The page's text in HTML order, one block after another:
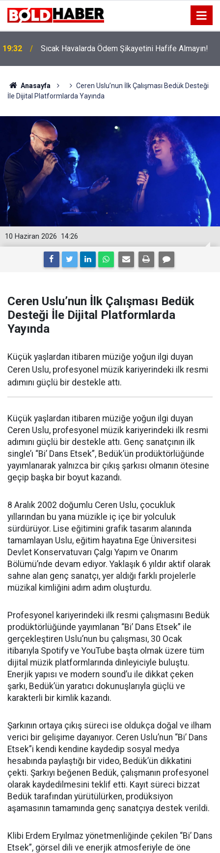
19:32 Sıcak Havalarda Ödem Şikayetini Hafife Almayın!
Anasayfa
Ceren Uslu’nun İlk Çalışması Bedük Desteği
İle Dijital Platformlarda Yayında
14:26
10 Haziran 2026
Ceren Uslu’nun İlk Çalışması Bedük
Desteği İle Dijital Platformlarda
Yayında
Küçük yaşlardan itibaren müziğe yoğun ilgi duyan
Ceren Uslu, profesyonel müzik kariyerindeki ilk resmi
adımını güçlü bir destekle attı.
Küçük yaşlardan itibaren müziğe yoğun ilgi duyan
Ceren Uslu, profesyonel müzik kariyerindeki ilk resmi
adımını güçlü bir destekle attı. Genç sanatçının ilk
single’ı “Bi’ Dans Etsek”, Bedük’ün prodüktörlüğünde
yayımlanarak yalnızca bir çıkış şarkısı olmanın ötesine
geçip başka bir boyut kazandı.
8 Aralık 2002 doğumlu Ceren Uslu, çocukluk
yıllarından bu yana müzikle iç içe bir yolculuk
sürdürüyor. Lise eğitimini grafik tasarım alanında
tamamlayan Uslu, eğitim hayatına Ege Üniversitesi
Devlet Konservatuvarı Çalgı Yapım ve Onarım
Bölümü’nde devam ediyor. Yaklaşık 6 yıldır aktif olarak
sahne alan genç sanatçı, yer aldığı farklı projelerle
müzikal kimliğini adım adım oluşturdu.
Profesyonel kariyerindeki ilk resmi çalışmasını Bedük
prodüktörlüğünde yayımlanan “Bi’ Dans Etsek” ile
gerçekleştiren Uslu’nun bu çalışması, 30 Ocak
itibarıyla Spotify ve YouTube başta olmak üzere tüm
dijital müzik platformlarında dinleyiciyle buluştu.
Enerjik yapısı ve modern sound’u ile dikkat çeken
şarkı, Bedük’ün yaratıcı dokunuşlarıyla güçlü ve
karakterli bir kimlik kazandı.
Şarkının ortaya çıkış süreci ise oldukça doğal ve ilham
verici bir gelişime dayanıyor. Ceren Uslu’nun “Bi’ Dans
Etsek”i kendi kendine kaydedip sosyal medya
hesabında paylaştığı bir video, Bedük’ün dikkatini
çekti. Şarkıyı beğenen Bedük, çalışmanın profesyonel
olarak kaydedilmesini teklif etti. Kayıt süreci bizzat
Bedük tarafından yürütülürken, prodüksiyon
aşamasının tamamında genç sanatçıya destek verildi.
Klibi Erdem Eryılmaz yönetmenliğinde çekilen “Bi’ Dans
Etsek”, görsel dili ve enerjik atmosferiyle de öne